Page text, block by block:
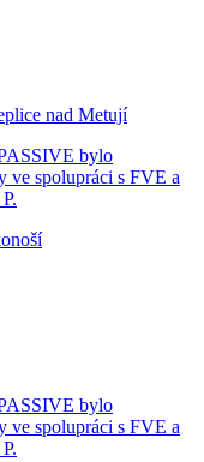
nad Metují